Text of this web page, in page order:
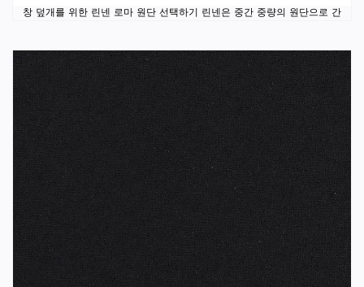
창 덮개를 위한 린넨 로마 원단 선택하기 린넨은 중간 중량의 원단으로 간